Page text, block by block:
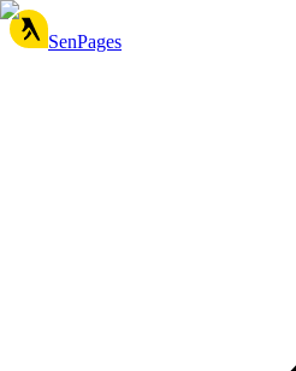
SenPages